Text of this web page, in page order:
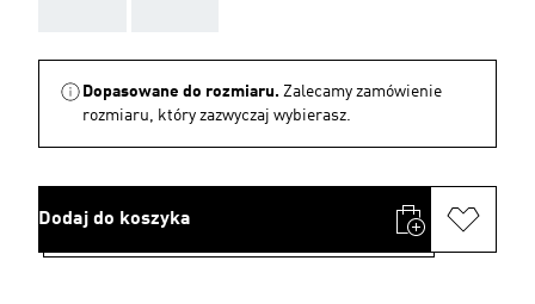
Dopasowane do rozmiaru. Zalecamy zamówienie
rozmiaru, który zazwyczaj wybierasz.
Dodaj do koszyka